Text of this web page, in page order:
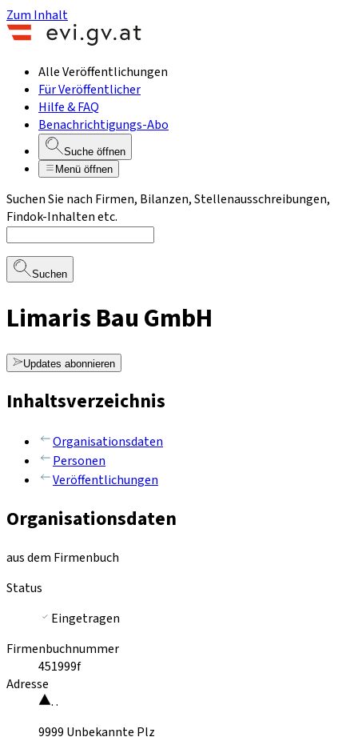
Zum Inhalt
Alle Veröffentlichungen
Für Veröffentlicher
Hilfe & FAQ
Benachrichtigungs-Abo
Suche öffnen
Menü öffnen
Suchen Sie nach Firmen, Bilanzen, Stellenausschreibungen,
Findok-Inhalten etc.
Suchen
Limaris Bau GmbH
Updates abonnieren
Inhaltsverzeichnis
Organisationsdaten
Personen
Veröffentlichungen
Organisationsdaten
aus dem Firmenbuch
Status
Eingetragen
Firmenbuchnummer
451999f
Adresse
. .
9999 Unbekannte Plz